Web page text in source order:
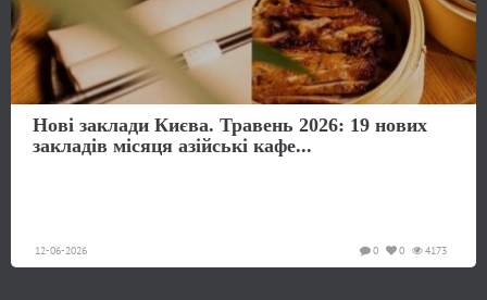
Нові заклади Києва. Травень 2026: 19 нових
закладів місяця азійські кафе...
12-06-2026 4173
0
0